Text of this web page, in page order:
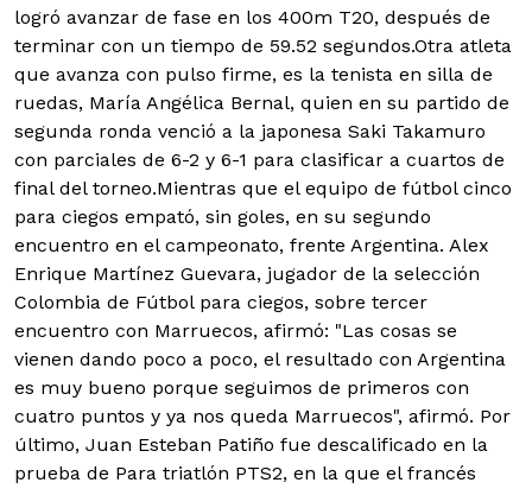
logró avanzar de fase en los 400m T20, después de
terminar con un tiempo de 59.52 segundos.Otra atleta
que avanza con pulso firme, es la tenista en silla de
ruedas, María Angélica Bernal, quien en su partido de
segunda ronda venció a la japonesa Saki Takamuro
con parciales de 6-2 y 6-1 para clasificar a cuartos de
final del torneo.Mientras que el equipo de fútbol cinco
para ciegos empató, sin goles, en su segundo
encuentro en el campeonato, frente Argentina. Alex
Enrique Martínez Guevara, jugador de la selección
Colombia de Fútbol para ciegos, sobre tercer
encuentro con Marruecos, afirmó: "Las cosas se
vienen dando poco a poco, el resultado con Argentina
es muy bueno porque seguimos de primeros con
cuatro puntos y ya nos queda Marruecos", afirmó. Por
último, Juan Esteban Patiño fue descalificado en la
prueba de Para triatlón PTS2, en la que el francés